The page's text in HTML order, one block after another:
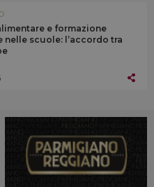
e formazione
nelle scuole: l’accordo tra